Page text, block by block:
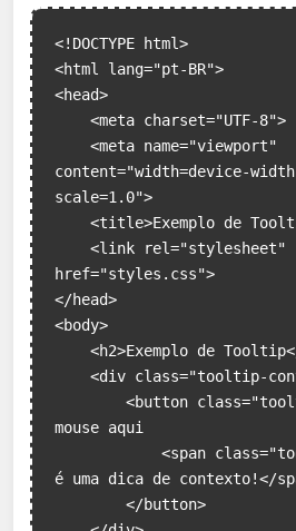
<!DOCTYPE html>
<html lang="pt-BR">
<head>
content="width=device-
scale=1.0">
href="styles.css">
</head>
<body>
mouse aqui
é uma dica de contexto!</